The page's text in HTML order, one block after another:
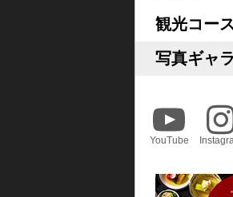
観光コー
写真ギャ
YouTube